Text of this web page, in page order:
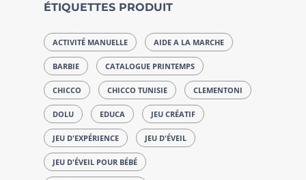
ÉTIQUETTES PRODUIT
ACTIVITÉ MANUELLE AIDE A LA MARCHE
BARBIE CATALOGUE PRINTEMPS
CHICCO CHICCO TUNISIE CLEMENTONI
DOLU EDUCA JEU CRÉATIF
JEU D'EXPÉRIENCE JEU D'ÉVEIL
JEU D'ÉVEIL POUR BÉBÉ